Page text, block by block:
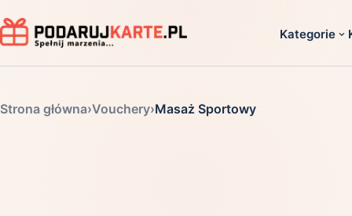
Kategorie
Strona główna›Vouchery›Masaż Sportowy